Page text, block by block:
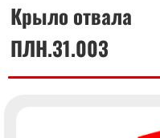
Крыло отвала
ПЛН.31.003